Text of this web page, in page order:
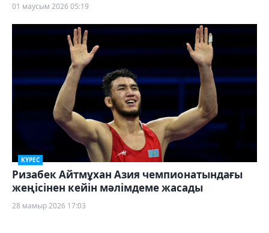
01 маусым 2026 05:19
КҮРЕС
Ризабек Айтмұхан Азия чемпионатындағы
жеңісінен кейін мәлімдеме жасады
28 мамыр 2026 17:03